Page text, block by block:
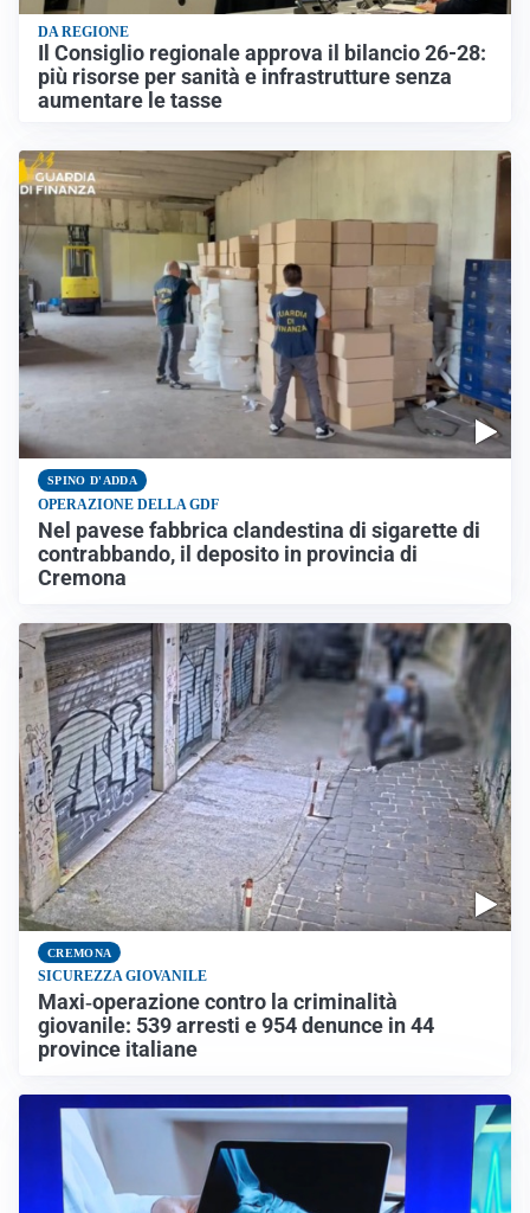
DA REGIONE
Il Consiglio regionale approva il bilancio 26-28:
più risorse per sanità e infrastrutture senza
aumentare le tasse
SPINO D'ADDA
OPERAZIONE DELLA GDF
Nel pavese fabbrica clandestina di sigarette di
contrabbando, il deposito in provincia di
Cremona
CREMONA
SICUREZZA GIOVANILE
Maxi‑operazione contro la criminalità
giovanile: 539 arresti e 954 denunce in 44
province italiane